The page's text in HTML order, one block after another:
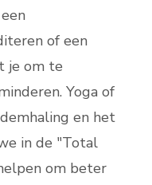
of een
je om te
Yoga of
en het
in de "Total
om beter